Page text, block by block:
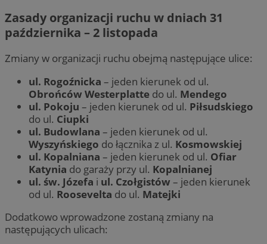
Zasady organizacji ruchu w dniach 31
października – 2 listopada
Zmiany w organizacji ruchu obejmą następujące ulice:
ul. Rogoźnicka – jeden kierunek od ul.
Obrońców Westerplatte do ul. Mendego
ul. Pokoju – jeden kierunek od ul. Piłsudskiego
do ul. Ciupki
ul. Budowlana – jeden kierunek od ul.
Wyszyńskiego do łącznika z ul. Kosmowskiej
ul. Kopalniana – jeden kierunek od ul. Ofiar
Katynia do garaży przy ul. Kopalnianej
ul. św. Józefa i ul. Czołgistów – jeden kierunek
od ul. Roosevelta do ul. Matejki
Dodatkowo wprowadzone zostaną zmiany na
następujących ulicach: